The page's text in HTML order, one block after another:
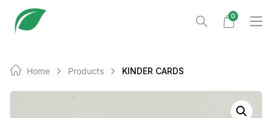
0
Home Products KINDER CARDS